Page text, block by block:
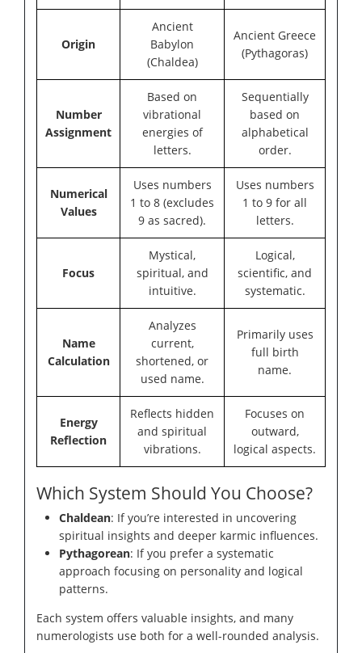
Origin
Ancient
Babylon
(Chaldea)
Ancient Greece
(Pythagoras)
Number
Assignment
Based on
vibrational
energies of
letters.
Sequentially
based on
alphabetical
order.
Numerical
Values
Uses numbers
1 to 8 (excludes
9 as sacred).
Uses numbers
1 to 9 for all
letters.
Focus
Mystical,
spiritual, and
intuitive.
Logical,
scientific, and
systematic.
Name
Calculation
Analyzes
current,
shortened, or
used name.
Primarily uses
full birth
name.
Energy
Reflection
Reflects hidden
and spiritual
vibrations.
Focuses on
outward,
logical aspects.
Which System Should You Choose?
Chaldean: If you’re interested in uncovering
spiritual insights and deeper karmic influences.
Pythagorean: If you prefer a systematic
approach focusing on personality and logical
patterns.
Each system offers valuable insights, and many
numerologists use both for a well-rounded analysis.